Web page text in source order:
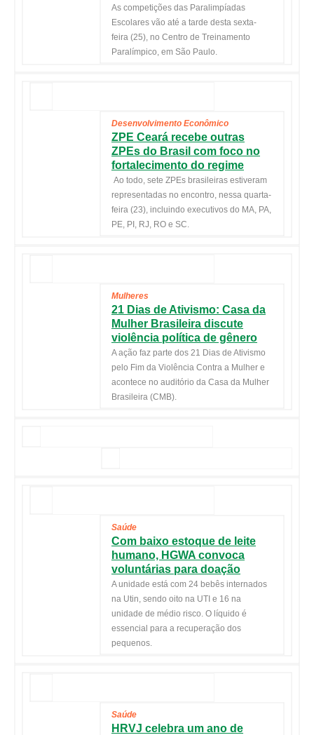
As competições das Paralimpíadas
Escolares vão até a tarde desta sexta-
feira (25), no Centro de Treinamento
Paralímpico, em São Paulo.
Desenvolvimento Econômico
ZPE Ceará recebe outras
ZPEs do Brasil com foco no
fortalecimento do regime
Ao todo, sete ZPEs brasileiras estiveram
representadas no encontro, nessa quarta-
feira (23), incluindo executivos do MA, PA,
PE, PI, RJ, RO e SC.
Mulheres
21 Dias de Ativismo: Casa da
Mulher Brasileira discute
violência política de gênero
A ação faz parte dos 21 Dias de Ativismo
pelo Fim da Violência Contra a Mulher e
acontece no auditório da Casa da Mulher
Brasileira (CMB).
Saúde
Com baixo estoque de leite
humano, HGWA convoca
voluntárias para doação
A unidade está com 24 bebês internados
na Utin, sendo oito na UTI e 16 na
unidade de médio risco. O líquido é
essencial para a recuperação dos
pequenos.
Saúde
HRVJ celebra um ano de